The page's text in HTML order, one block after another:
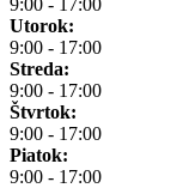
Utorok:
9:00 - 17:00
Streda:
9:00 - 17:00
Štvrtok:
9:00 - 17:00
Piatok:
9:00 - 17:00